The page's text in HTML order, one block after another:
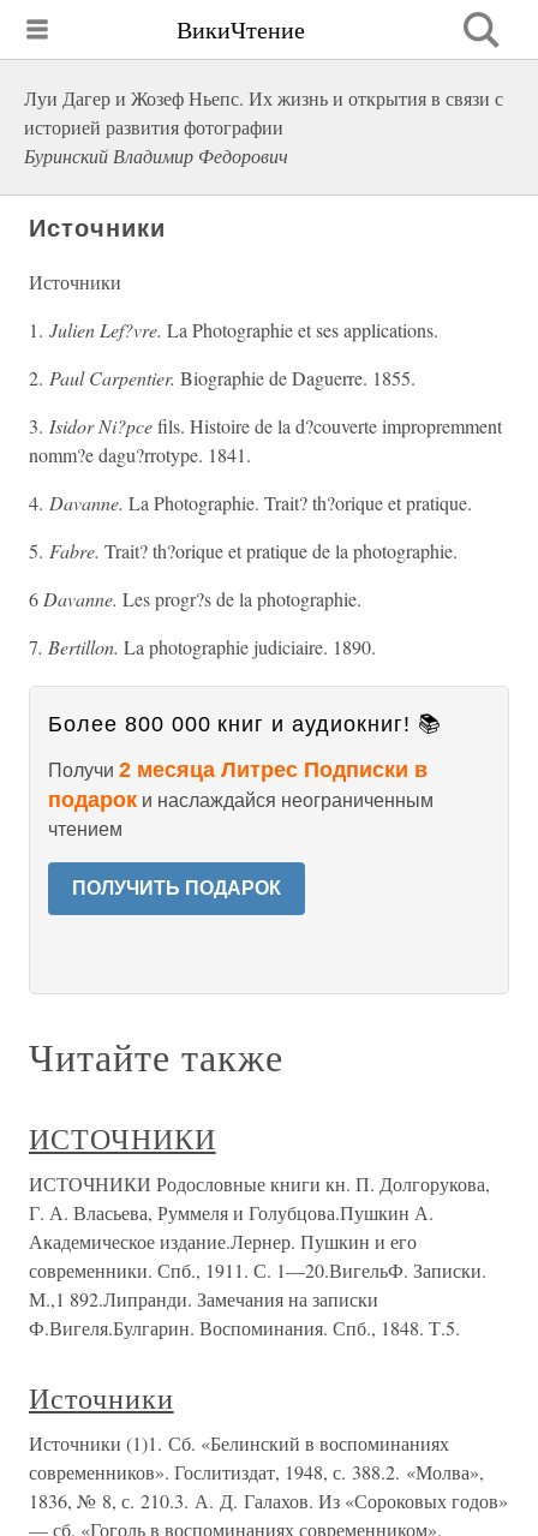
ВикиЧтение
Луи Дагер и Жозеф Ньепс. Их жизнь и открытия в связи с
историей развития фотографии
Буринский Владимир Федорович
Источники
Источники
1. Julien Lef?vre. La Photographie et ses applications.
2. Paul Carpentier. Biographie de Daguerre. 1855.
3. Isidor Ni?pcefils. Histoire de la d?couverte impropremment
nomm?e dagu?rrotype. 1841.
4. Davanne. La Photographie. Trait? th?orique et pratique.
5. Fabre. Trait? th?orique et pratique de la photographie.
6 Davanne. Les progr?s de la photographie.
7. Bertillon. La photographie judiciaire. 1890.
Более 800 000 книг и аудиокниг! 📚
Получи 2 месяца Литрес Подписки в
подарок и наслаждайся неограниченным
чтением
ПОЛУЧИТЬ ПОДАРОК
Читайте также
ИСТОЧНИКИ
ИСТОЧНИКИ Родословные книги кн. П. Долгорукова,
Г. А. Власьева, Руммеля и Голубцова.Пушкин А.
Академическое издание.Лернер. Пушкин и его
современники. Спб., 1911. С. 1—20.ВигельФ. Записки.
М.,1 892.Липранди. Замечания на записки
Ф.Вигеля.Булгарин. Воспоминания. Спб., 1848. Т.5.
Источники
Источники (1)1. Сб. «Белинский в воспоминаниях
современников». Гослитиздат, 1948, с. 388.2. «Молва»,
1836, № 8, с. 210.3. А. Д. Галахов. Из «Сороковых годов»
— сб. «Гоголь в воспоминаниях современником».